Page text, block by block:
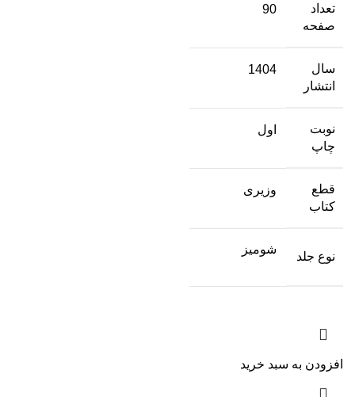
تعداد
صفحه
90
سال
انتشار
1404
نوبت
چاپ
اول
قطع
کتاب
وزیری
نوع جلد
شومیز
افزودن به سبد خرید